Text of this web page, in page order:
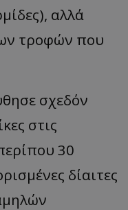
αλλά
τροφών που
σχεδόν
στις
30
δίαιτες